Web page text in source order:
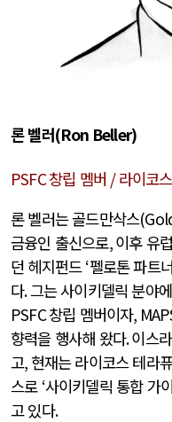
론 벨러(Ron Beller)
PSFC창립 멤버 /라이코
론 벨러는 골드만삭스
금융인 출신으로,이후 유
던 헤지펀드‘펠로톤 파트
다.그는 사이키델릭 분야
PSFC창립 멤버이자,
향력을 행사해 왔다.이스
고, 현재는 라이코스 테라
스로 ‘사이키델릭 통합 가
고 있다.